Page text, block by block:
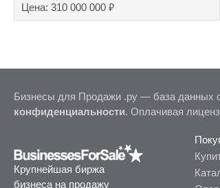
Цена: 310 000 000 ₽
Бизнесы для Продажи .ру — база данных
конфиденциальности. Оплачивая
Крупнейшая биржа
бизнеса на продажу